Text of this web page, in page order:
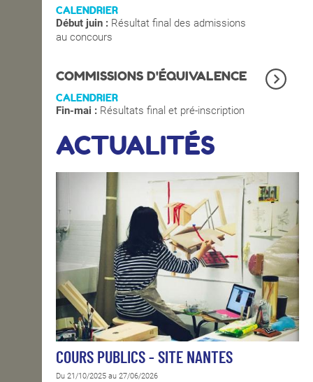
CALENDRIER
Début juin : Résultat final des admissions
au concours
COMMISSIONS D'ÉQUIVALENCE
CALENDRIER
Fin-mai : Résultats final et pré-inscription
ACTUALITÉS
COURS PUBLICS - SITE NANTES
Du 21/10/2025 au 27/06/2026